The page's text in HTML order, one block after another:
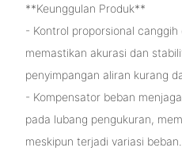
**Keunggulan Produk**
- Kontrol proporsional
memastikan akurasi dan
penyimpangan aliran kurang
- Kompensator beban
pada lubang pengukuran,
meskipun terjadi variasi beban.